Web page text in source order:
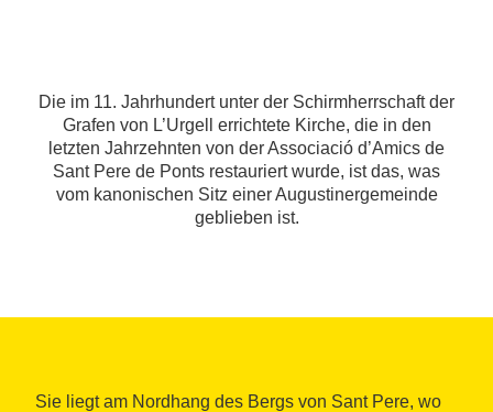
Die im 11. Jahrhundert unter der Schirmherrschaft der
Grafen von L’Urgell errichtete Kirche, die in den
letzten Jahrzehnten von der Associació d’Amics de
Sant Pere de Ponts restauriert wurde, ist das, was
vom kanonischen Sitz einer Augustinergemeinde
geblieben ist.
Sie liegt am Nordhang des Bergs von Sant Pere, wo